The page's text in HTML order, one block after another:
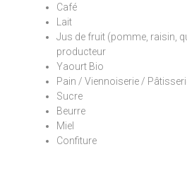
Café
Lait
Jus de fruit (pomme, raisin,
producteur
Yaourt Bio
Pain / Viennoiserie /
Sucre
Beurre
Miel
Confiture